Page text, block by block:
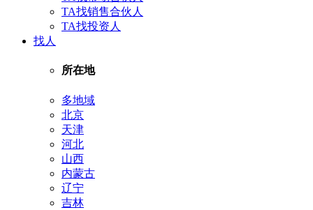
TA找销售合伙人
TA找投资人
找人
所在地
多地域
北京
天津
河北
山西
内蒙古
辽宁
吉林